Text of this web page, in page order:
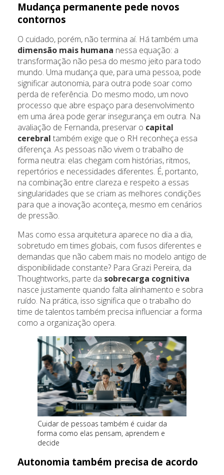
Mudança permanente pede novos
contornos
O cuidado, porém, não termina aí. Há também uma
dimensão mais humana nessa equação: a
transformação não pesa do mesmo jeito para todo
mundo. Uma mudança que, para uma pessoa, pode
significar autonomia, para outra pode soar como
perda de referência. Do mesmo modo, um novo
processo que abre espaço para desenvolvimento
em uma área pode gerar insegurança em outra. Na
avaliação de Fernanda, preservar o capital
cerebral também exige que o RH reconheça essa
diferença. As pessoas não vivem o trabalho de
forma neutra: elas chegam com histórias, ritmos,
repertórios e necessidades diferentes. É, portanto,
na combinação entre clareza e respeito a essas
singularidades que se criam as melhores condições
para que a inovação aconteça, mesmo em cenários
de pressão.
Mas como essa arquitetura aparece no dia a dia,
sobretudo em times globais, com fusos diferentes e
demandas que não cabem mais no modelo antigo de
disponibilidade constante? Para Grazi Pereira, da
Thoughtworks, parte da sobrecarga cognitiva
nasce justamente quando falta alinhamento e sobra
ruído. Na prática, isso significa que o trabalho do
time de talentos também precisa influenciar a forma
como a organização opera.
Cuidar de pessoas também é cuidar da
forma como elas pensam, aprendem e
decide
Autonomia também precisa de acordo